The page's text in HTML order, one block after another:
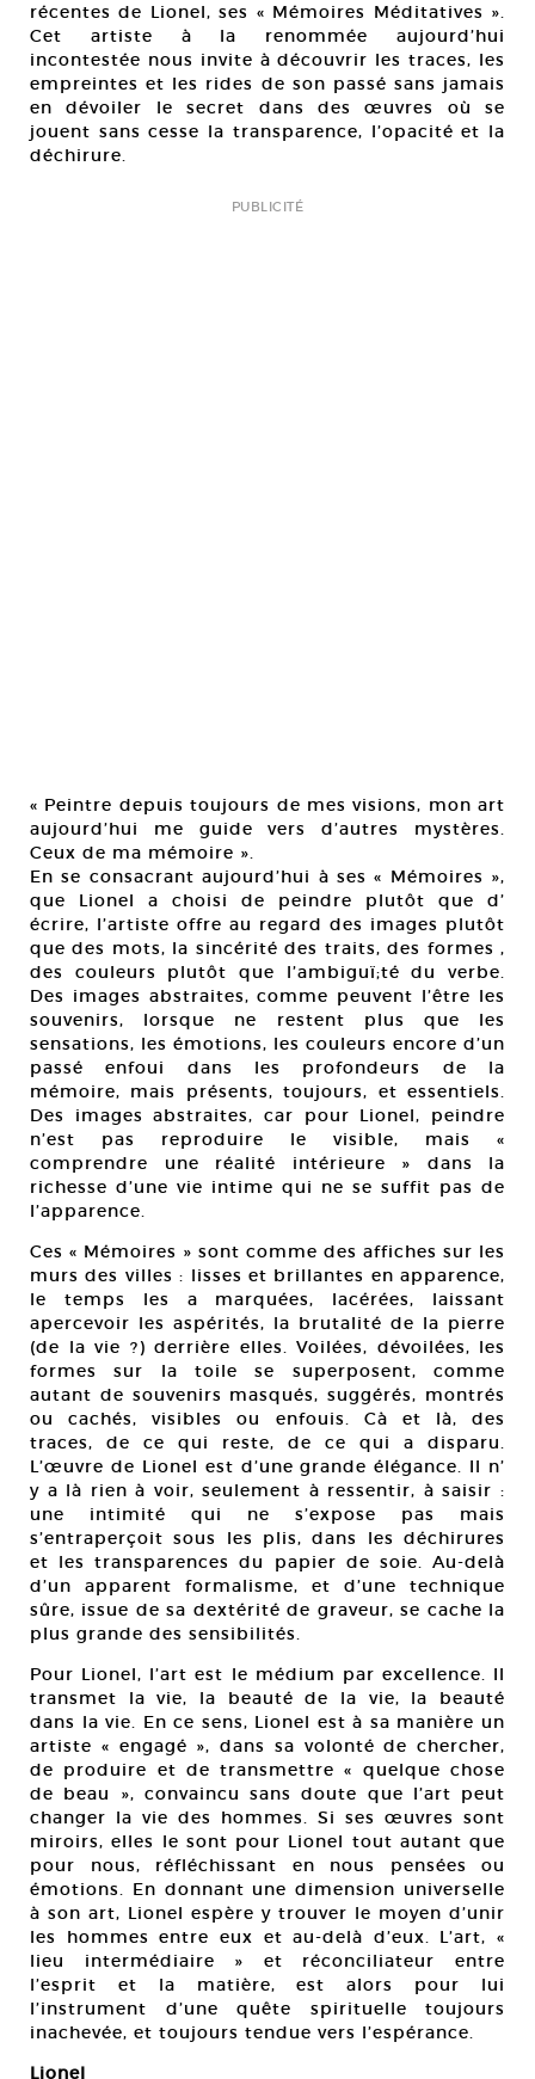
récentes de Lionel, ses « Mémoires Méditatives ».
Cet artiste à la renommée aujourd’hui
incontestée nous invite à découvrir les traces, les
empreintes et les rides de son passé sans jamais
en dévoiler le secret dans des œuvres où se
jouent sans cesse la transparence, l’opacité et la
déchirure.
PUBLICITÉ
« Peintre depuis toujours de mes visions, mon art
aujourd’hui me guide vers d’autres mystères.
Ceux de ma mémoire ».
En se consacrant aujourd’hui à ses « Mémoires »,
que Lionel a choisi de peindre plutôt que d’
écrire, l’artiste offre au regard des images plutôt
que des mots, la sincérité des traits, des formes ,
des couleurs plutôt que l’ambiguï;té du verbe.
Des images abstraites, comme peuvent l’être les
souvenirs, lorsque ne restent plus que les
sensations, les émotions, les couleurs encore d’un
passé enfoui dans les profondeurs de la
mémoire, mais présents, toujours, et essentiels.
Des images abstraites, car pour Lionel, peindre
n’est pas reproduire le visible, mais «
comprendre une réalité intérieure » dans la
richesse d’une vie intime qui ne se suffit pas de
l’apparence.
Ces « Mémoires » sont comme des affiches sur les
murs des villes : lisses et brillantes en apparence,
le temps les a marquées, lacérées, laissant
apercevoir les aspérités, la brutalité de la pierre
(de la vie ?) derrière elles. Voilées, dévoilées, les
formes sur la toile se superposent, comme
autant de souvenirs masqués, suggérés, montrés
ou cachés, visibles ou enfouis. Cà et là, des
traces, de ce qui reste, de ce qui a disparu.
L’œuvre de Lionel est d’une grande élégance. Il n’
y a là rien à voir, seulement à ressentir, à saisir :
une intimité qui ne s’expose pas mais
s’entraperçoit sous les plis, dans les déchirures
et les transparences du papier de soie. Au-delà
d’un apparent formalisme, et d’une technique
sûre, issue de sa dextérité de graveur, se cache la
plus grande des sensibilités.
Pour Lionel, l’art est le médium par excellence. Il
transmet la vie, la beauté de la vie, la beauté
dans la vie. En ce sens, Lionel est à sa manière un
artiste « engagé », dans sa volonté de chercher,
de produire et de transmettre « quelque chose
de beau », convaincu sans doute que l’art peut
changer la vie des hommes. Si ses œuvres sont
miroirs, elles le sont pour Lionel tout autant que
pour nous, réfléchissant en nous pensées ou
émotions. En donnant une dimension universelle
à son art, Lionel espère y trouver le moyen d’unir
les hommes entre eux et au-delà d’eux. L’art, «
lieu intermédiaire » et réconciliateur entre
l’esprit et la matière, est alors pour lui
l’instrument d’une quête spirituelle toujours
inachevée, et toujours tendue vers l’espérance.
Lionel